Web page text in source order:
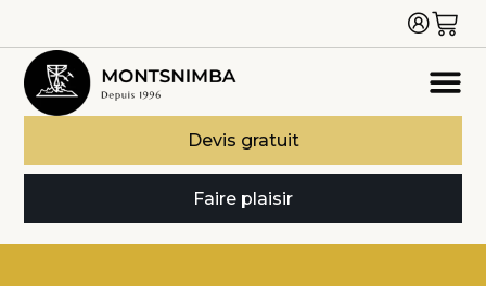
Devis gratuit
Faire plaisir